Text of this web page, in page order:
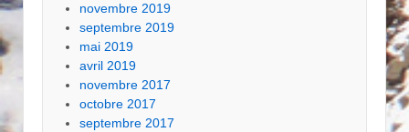
novembre 2019
septembre 2019
mai 2019
avril 2019
novembre 2017
octobre 2017
septembre 2017